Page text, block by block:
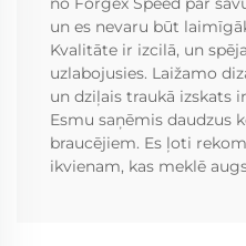
un es nevaru būt
Kvalitāte ir izcilā, un
uzlabojusies. Laižamo
un dziļais traukā izskats
Esmu saņēmis daudzus
braucējiem. Es ļoti
ikvienam, kas meklē